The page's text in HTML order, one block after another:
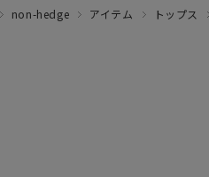
non-hedge アイテム トップス